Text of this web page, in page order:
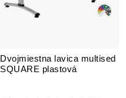
Dvojmiestna lavica multised
SQUARE plastová